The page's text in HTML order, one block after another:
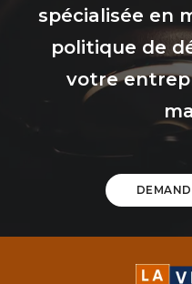
spécialisée en
politique de
votre